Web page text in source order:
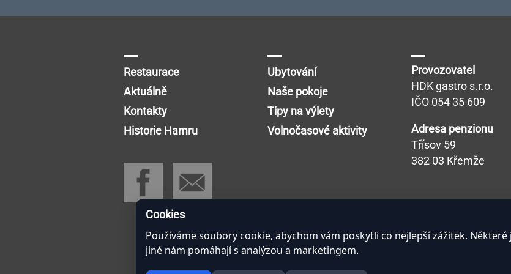
Restaurace
Aktuálně
Kontakty
Historie Hamru
Ubytování
Naše pokoje
Tipy na výlety
Volnočasové aktivity
Provozovatel
HDK gastro s.r.o.
IČO 054 35 609
Adresa penzionu
Třísov 59
382 03 Křemže
Cookies
Používáme soubory cookie, abychom vám poskytli co nejlepší zážitek.
jiné nám pomáhají s analýzou a marketingem.